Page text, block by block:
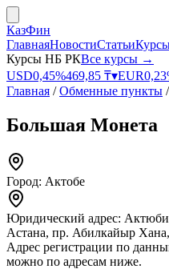
КазФин
ГлавнаяНовостиСтатьи
Курсы НБ РКВсе курсы →
USD0,45%469,85 ₸▾EUR0,23
Главная /Обменные пункты /
Большая Монета
Город: Актобе
Юридический адрес:
Астана, пр. Абилкайыр
Адрес регистрации по
можно по адресам ниже.